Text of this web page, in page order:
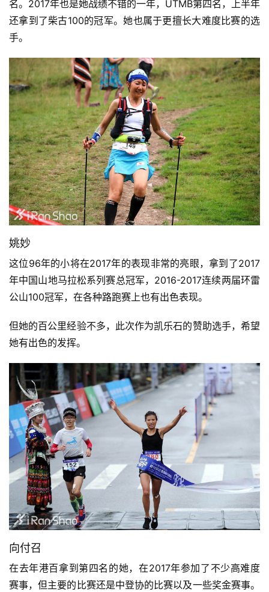
名。2017年也是她战绩不错的一年，UTMB第四名，上半年
还拿到了柴古100的冠军。她也属于更擅长大难度比赛的选
手。
姚妙
这位96年的小将在2017年的表现非常的亮眼，拿到了2017
年中国山地马拉松系列赛总冠军，2016-2017连续两届环雷
公山100冠军，在各种路跑赛上也有出色表现。
但她的百公里经验不多，此次作为凯乐石的赞助选手，希望
她有出色的发挥。
向付召
在去年港百拿到第四名的她，在2017年参加了不少高难度
赛事，但主要的比赛还是中登协的比赛以及一些奖金赛事。